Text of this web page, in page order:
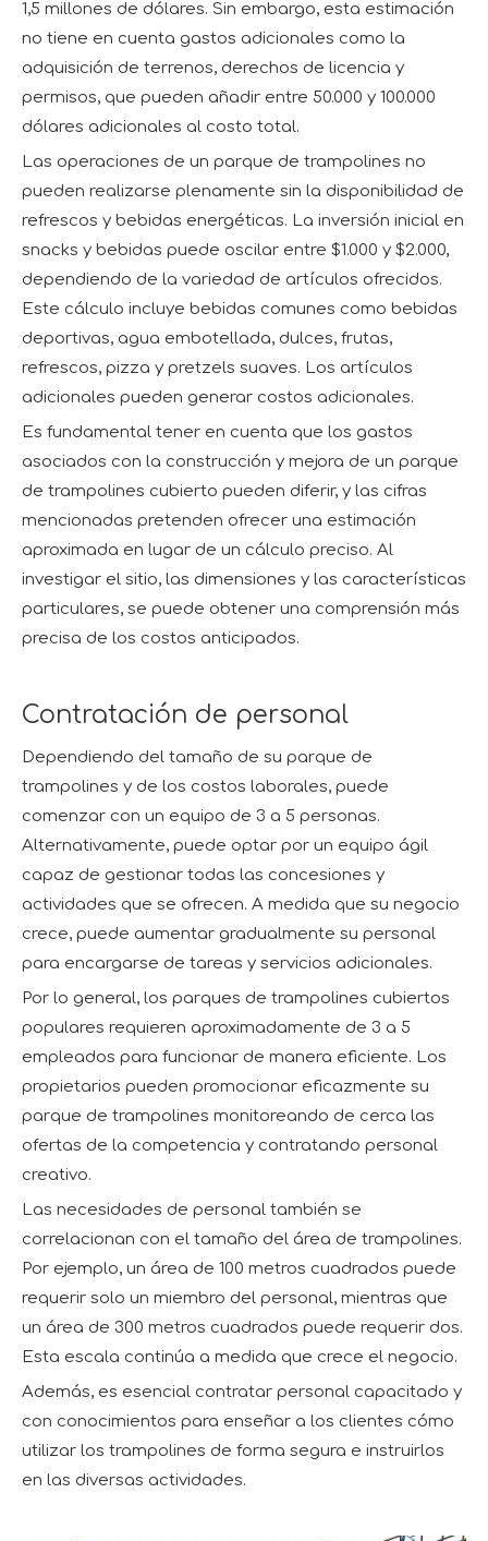
1,5 millones de dólares. Sin embargo, esta estimación
no tiene en cuenta gastos adicionales como la
adquisición de terrenos, derechos de licencia y
permisos, que pueden añadir entre 50.000 y 100.000
dólares adicionales al costo total.
Las operaciones de un parque de trampolines no
pueden realizarse plenamente sin la disponibilidad de
refrescos y bebidas energéticas. La inversión inicial en
snacks y bebidas puede oscilar entre $1.000 y $2.000,
dependiendo de la variedad de artículos ofrecidos.
Este cálculo incluye bebidas comunes como bebidas
deportivas, agua embotellada, dulces, frutas,
refrescos, pizza y pretzels suaves. Los artículos
adicionales pueden generar costos adicionales.
Es fundamental tener en cuenta que los gastos
asociados con la construcción y mejora de un parque
de trampolines cubierto pueden diferir, y las cifras
mencionadas pretenden ofrecer una estimación
aproximada en lugar de un cálculo preciso. Al
investigar el sitio, las dimensiones y las características
particulares, se puede obtener una comprensión más
precisa de los costos anticipados.
Contratación de personal
Dependiendo del tamaño de su parque de
trampolines y de los costos laborales, puede
comenzar con un equipo de 3 a 5 personas.
Alternativamente, puede optar por un equipo ágil
capaz de gestionar todas las concesiones y
actividades que se ofrecen. A medida que su negocio
crece, puede aumentar gradualmente su personal
para encargarse de tareas y servicios adicionales.
Por lo general, los parques de trampolines cubiertos
populares requieren aproximadamente de 3 a 5
empleados para funcionar de manera eficiente. Los
propietarios pueden promocionar eficazmente su
parque de trampolines monitoreando de cerca las
ofertas de la competencia y contratando personal
creativo.
Las necesidades de personal también se
correlacionan con el tamaño del área de trampolines.
Por ejemplo, un área de 100 metros cuadrados puede
requerir solo un miembro del personal, mientras que
un área de 300 metros cuadrados puede requerir dos.
Esta escala continúa a medida que crece el negocio.
Además, es esencial contratar personal capacitado y
con conocimientos para enseñar a los clientes cómo
utilizar los trampolines de forma segura e instruirlos
en las diversas actividades.